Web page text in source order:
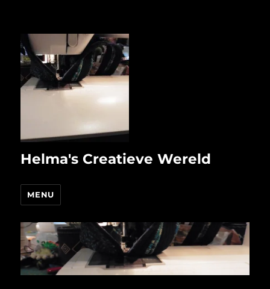
Helma's Creatieve Wereld
MENU